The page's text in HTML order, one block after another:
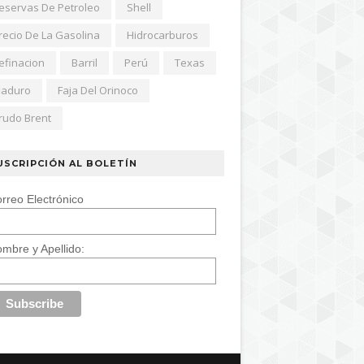
De Petroleo
Shell
De La Gasolina
Hidrocarburos
Barril Perú
Texas
Faja Del Orinoco
Brent
AL BOLETÍN
Electrónico
y Apellido: